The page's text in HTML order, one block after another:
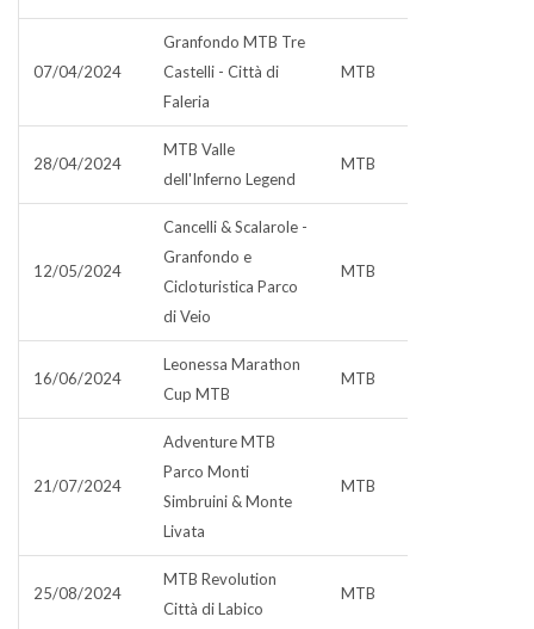
07/04/2024
Granfondo MTB Tre
Castelli - Città di
Faleria
MTB
28/04/2024
MTB Valle
dell'Inferno Legend
MTB
12/05/2024
Cancelli & Scalarole -
Granfondo e
Cicloturistica Parco
di Veio
MTB
16/06/2024
Leonessa Marathon
Cup MTB
MTB
21/07/2024
Adventure MTB
Parco Monti
Simbruini & Monte
Livata
MTB
25/08/2024
MTB Revolution
Città di Labico
MTB